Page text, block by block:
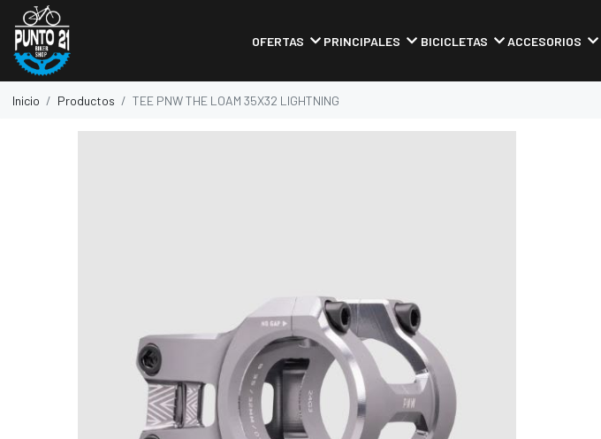
OFERTAS PRINCIPALES BICICLETAS ACCESORIOS
Inicio Productos TEE PNW THE LOAM 35X32 LIGHTNING